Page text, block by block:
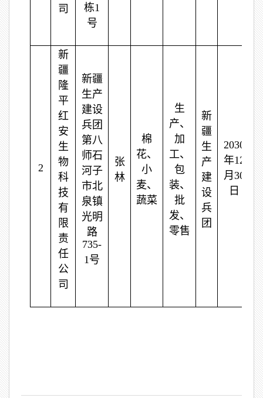
司
栋1
号
2
新
疆
隆
平
红
安
生
物
科
技
有
限
责
任
公
司
新疆
生产
建设
兵团
第八
师石
河子
市北
泉镇
光明
路
735-
1号
张
林
棉
花、
小
麦、
蔬菜
生
产、
加
工、
包
装、
批
发、
零售
新
疆
生
产
建
设
兵
团
2030
年12
月30
日